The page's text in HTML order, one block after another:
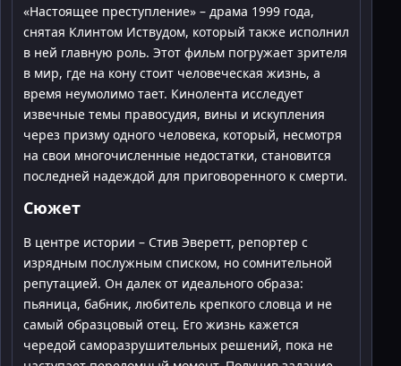
«Настоящее преступление» – драма 1999 года,
снятая Клинтом Иствудом, который также исполнил
в ней главную роль. Этот фильм погружает зрителя
в мир, где на кону стоит человеческая жизнь, а
время неумолимо тает. Кинолента исследует
извечные темы правосудия, вины и искупления
через призму одного человека, который, несмотря
на свои многочисленные недостатки, становится
последней надеждой для приговоренного к смерти.
Сюжет
В центре истории – Стив Эверетт, репортер с
изрядным послужным списком, но сомнительной
репутацией. Он далек от идеального образа:
пьяница, бабник, любитель крепкого словца и не
самый образцовый отец. Его жизнь кажется
чередой саморазрушительных решений, пока не